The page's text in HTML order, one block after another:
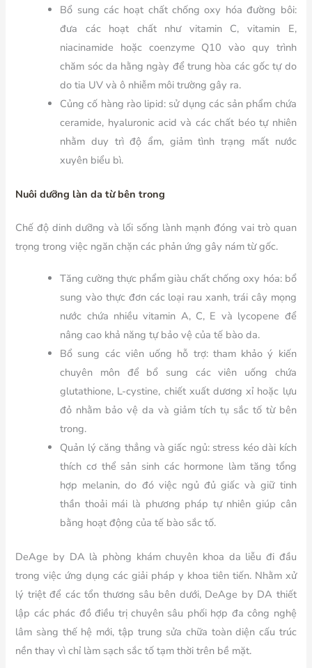
Bổ sung các hoạt chất chống oxy hóa đường bôi:
đưa các hoạt chất như vitamin C, vitamin E,
niacinamide hoặc coenzyme Q10 vào quy trình
chăm sóc da hằng ngày để trung hòa các gốc tự do
do tia UV và ô nhiễm môi trường gây ra.
Củng cố hàng rào lipid: sử dụng các sản phẩm chứa
ceramide, hyaluronic acid và các chất béo tự nhiên
nhằm duy trì độ ẩm, giảm tình trạng mất nước
xuyên biểu bì.
Nuôi dưỡng làn da từ bên trong
Chế độ dinh dưỡng và lối sống lành mạnh đóng vai trò quan
trọng trong việc ngăn chặn các phản ứng gây nám từ gốc.
Tăng cường thực phẩm giàu chất chống oxy hóa: bổ
sung vào thực đơn các loại rau xanh, trái cây mọng
nước chứa nhiều vitamin A, C, E và lycopene để
nâng cao khả năng tự bảo vệ của tế bào da.
Bổ sung các viên uống hỗ trợ: tham khảo ý kiến
chuyên môn để bổ sung các viên uống chứa
glutathione, L-cystine, chiết xuất dương xỉ hoặc lựu
đỏ nhằm bảo vệ da và giảm tích tụ sắc tố từ bên
trong.
Quản lý căng thẳng và giấc ngủ: stress kéo dài kích
thích cơ thể sản sinh các hormone làm tăng tổng
hợp melanin, do đó việc ngủ đủ giấc và giữ tinh
thần thoải mái là phương pháp tự nhiên giúp cân
bằng hoạt động của tế bào sắc tố.
DeAge by DA là phòng khám chuyên khoa da liễu đi đầu
trong việc ứng dụng các giải pháp y khoa tiên tiến. Nhằm xử
lý triệt để các tổn thương sâu bên dưới, DeAge by DA thiết
lập các phác đồ điều trị chuyên sâu phối hợp đa công nghệ
lâm sàng thế hệ mới, tập trung sửa chữa toàn diện cấu trúc
nền thay vì chỉ làm sạch sắc tố tạm thời trên bề mặt.